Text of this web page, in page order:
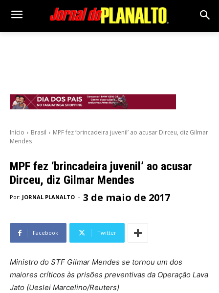
Início Brasil
MPF fez ‘brincadeira juvenil’ ao acusar Dirceu, diz Gilmar
Mendes
MPF fez ‘brincadeira juvenil’ ao acusar
Dirceu, diz Gilmar Mendes
Por: JORNAL PLANALTO - 3 de maio de 2017
Facebook Twitter
Ministro do STF Gilmar Mendes se tornou um dos
maiores críticos às prisões preventivas da Operação Lava
Jato (Ueslei Marcelino/Reuters)